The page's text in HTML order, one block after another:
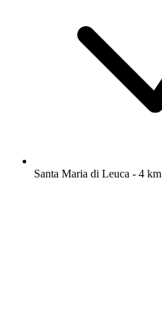
Santa Maria di Leuca - 4 km